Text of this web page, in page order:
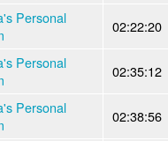
Personal
02:22:20
Personal
02:35:12
Personal
02:38:56